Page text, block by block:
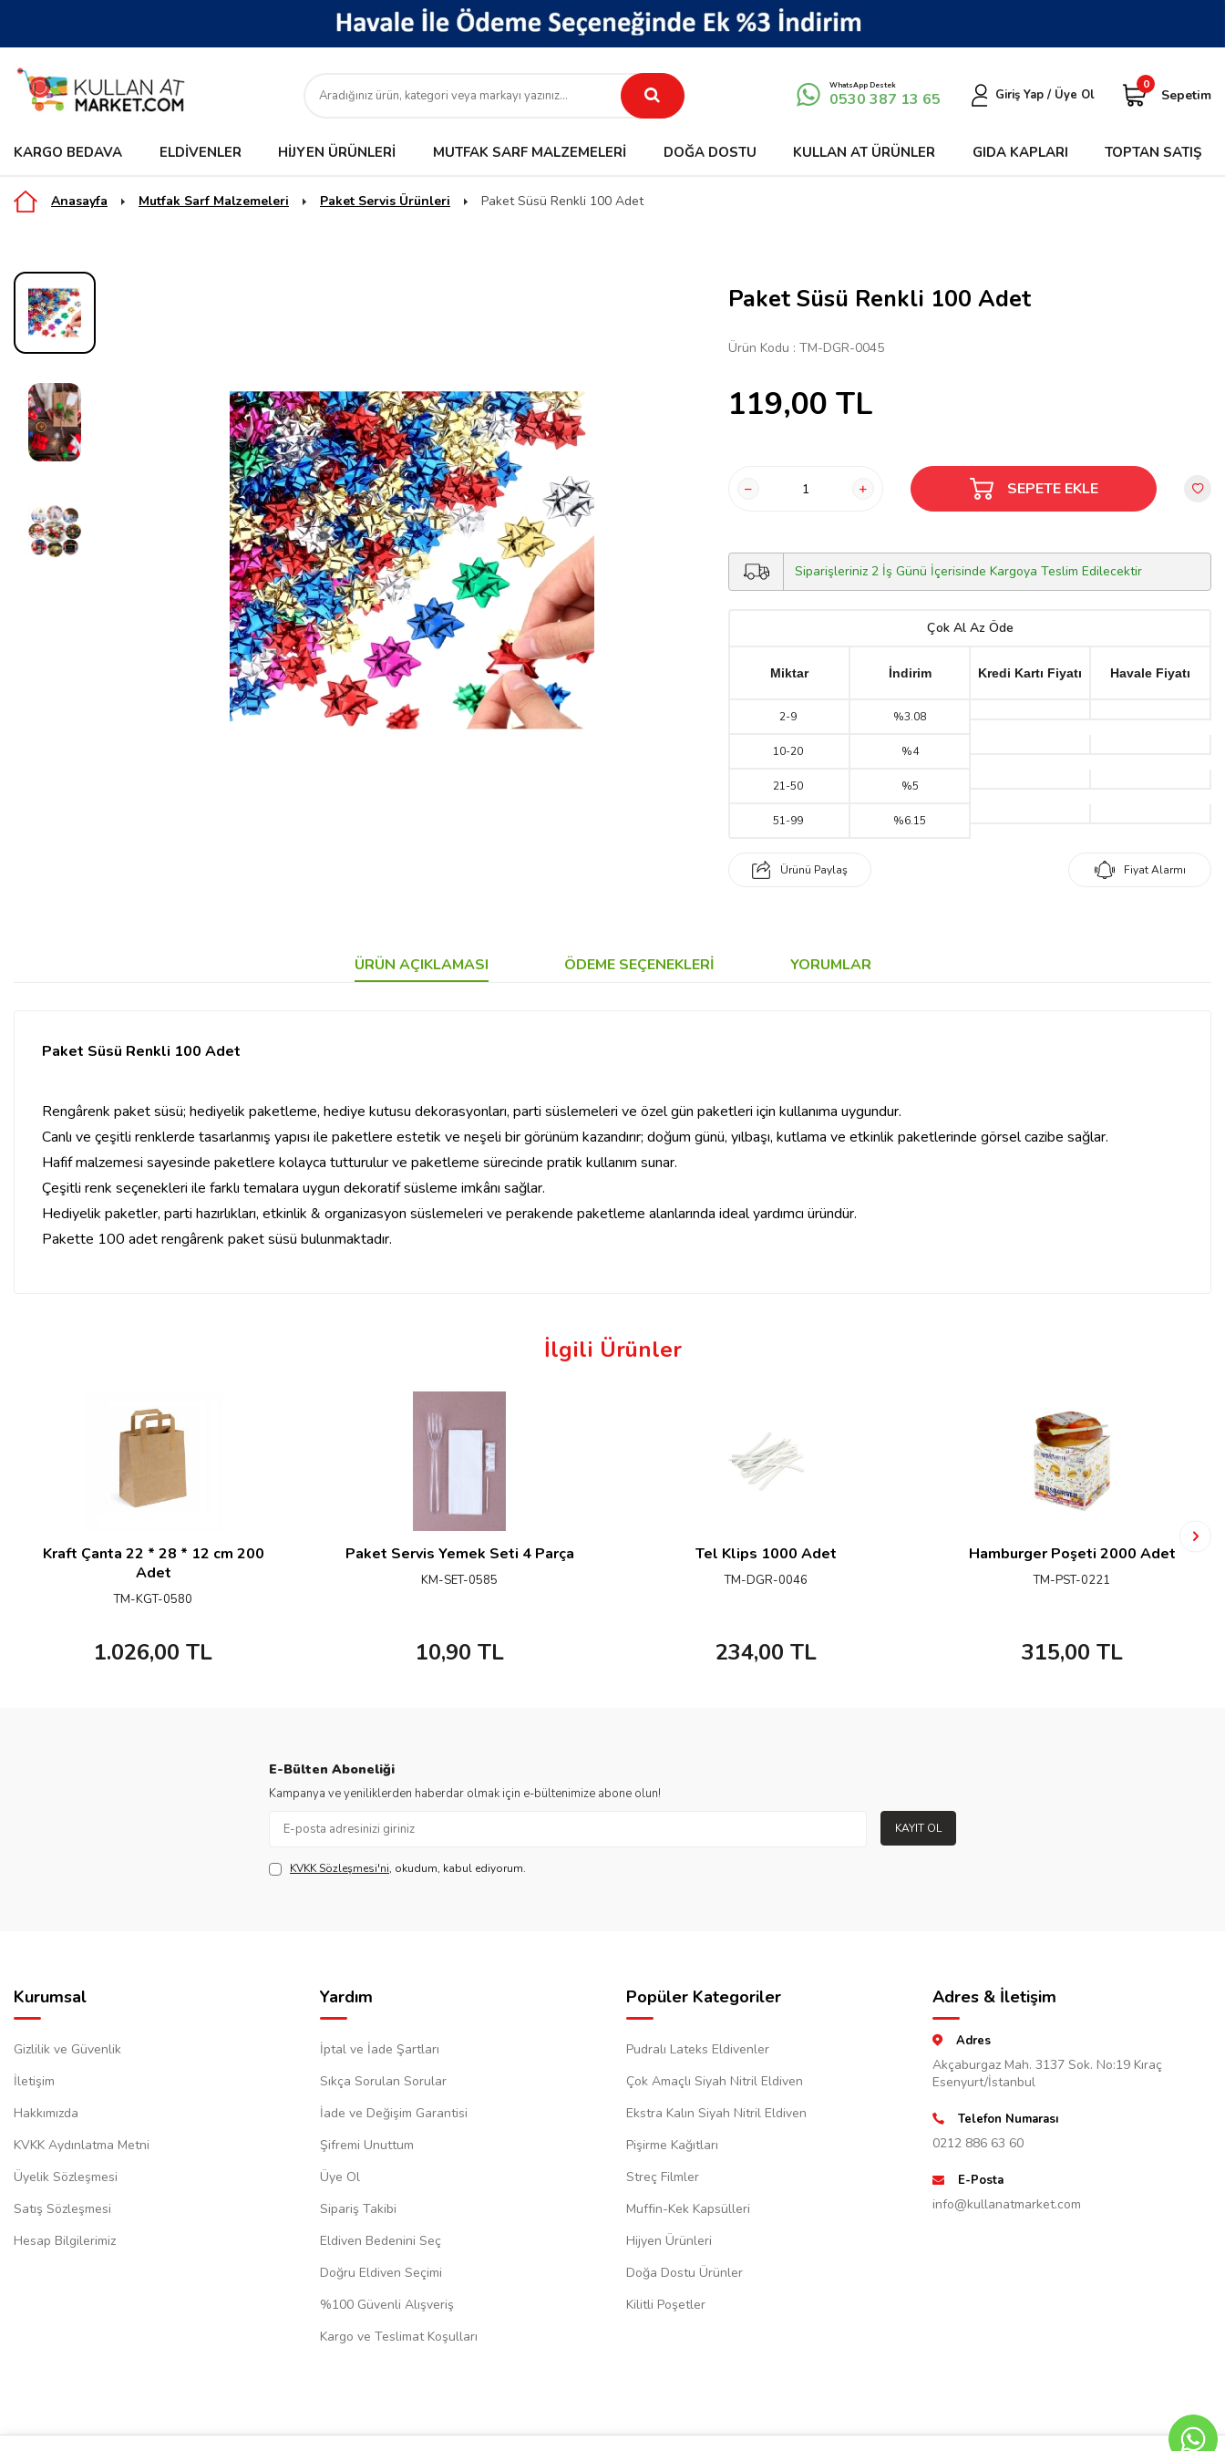
WhatsApp Destek
0530 387 13 65 Giriş Yap / Üye Ol
0
Sepetim
KARGO BEDAVA ELDIVENLER HIJYEN ÜRÜNLERI MUTFAK SARF MALZEMELERI DOĞA DOSTU KULLAN AT ÜRÜNLER GIDA KAPLARI TOPTAN SATIŞ
Anasayfa Mutfak Sarf Malzemeleri Paket Servis Ürünleri Paket Süsü Renkli 100 Adet
Paket Süsü Renkli 100 Adet
Ürün Kodu : TM-DGR-0045
119,00 TL
SEPETE EKLE
Siparişleriniz 2 İş Günü İçerisinde Kargoya Teslim Edilecektir
Çok Al Az Öde
Miktar İndirim Kredi Kartı Fiyatı Havale Fiyatı
2-9 %3.08
10-20 %4
21-50 %5
51-99 %6.15
Ürünü Paylaş Fiyat Alarmı
ÜRÜN AÇIKLAMASI ÖDEME SEÇENEKLERI YORUMLAR
Paket Süsü Renkli 100 Adet
Rengârenk paket süsü; hediyelik paketleme, hediye kutusu dekorasyonları, parti süslemeleri ve özel gün paketleri için kullanıma uygundur.
Canlı ve çeşitli renklerde tasarlanmış yapısı ile paketlere estetik ve neşeli bir görünüm kazandırır; doğum günü, yılbaşı, kutlama ve etkinlik paketlerinde görsel cazibe sağlar.
Hafif malzemesi sayesinde paketlere kolayca tutturulur ve paketleme sürecinde pratik kullanım sunar.
Çeşitli renk seçenekleri ile farklı temalara uygun dekoratif süsleme imkânı sağlar.
Hediyelik paketler, parti hazırlıkları, etkinlik & organizasyon süslemeleri ve perakende paketleme alanlarında ideal yardımcı üründür.
Pakette 100 adet rengârenk paket süsü bulunmaktadır.
İlgili Ürünler
Kraft Çanta 22 * 28 * 12 cm 200
Adet
TM-KGT-0580
1.026,00 TL
Paket Servis Yemek Seti 4 Parça
KM-SET-0585
10,90 TL
Tel Klips 1000 Adet
TM-DGR-0046
234,00 TL
Hamburger Poşeti 2000 Adet
TM-PST-0221
315,00 TL
E-Bülten Aboneliği
Kampanya ve yeniliklerden haberdar olmak için e-bültenimize abone olun!
KAYIT OL
KVKK Sözleşmesi'ni, okudum, kabul ediyorum.
Kurumsal
Gizlilik ve Güvenlik
İletişim
Hakkımızda
KVKK Aydınlatma Metni
Üyelik Sözleşmesi
Satış Sözleşmesi
Hesap Bilgilerimiz
Yardım
İptal ve İade Şartları
Sıkça Sorulan Sorular
İade ve Değişim Garantisi
Şifremi Unuttum
Üye Ol
Sipariş Takibi
Eldiven Bedenini Seç
Doğru Eldiven Seçimi
%100 Güvenli Alışveriş
Kargo ve Teslimat Koşulları
Popüler Kategoriler
Pudralı Lateks Eldivenler
Çok Amaçlı Siyah Nitril Eldiven
Ekstra Kalın Siyah Nitril Eldiven
Pişirme Kağıtları
Streç Filmler
Muffin-Kek Kapsülleri
Hijyen Ürünleri
Doğa Dostu Ürünler
Kilitli Poşetler
Adres & İletişim
Adres
Akçaburgaz Mah. 3137 Sok. No:19 Kıraç
Esenyurt/İstanbul
Telefon Numarası
0212 886 63 60
E-Posta
info@kullanatmarket.com